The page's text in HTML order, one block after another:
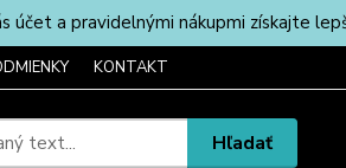
účet a pravidelnými nákupmi získajte
KONTAKT
Hľadať